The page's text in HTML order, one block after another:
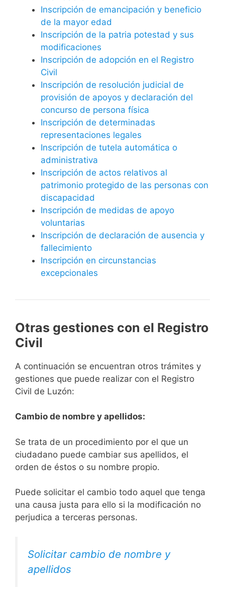
Inscripción de emancipación y beneficio
de la mayor edad
Inscripción de la patria potestad y sus
modificaciones
Inscripción de adopción en el Registro
Civil
Inscripción de resolución judicial de
provisión de apoyos y declaración del
concurso de persona física
Inscripción de determinadas
representaciones legales
Inscripción de tutela automática o
administrativa
Inscripción de actos relativos al
patrimonio protegido de las personas con
discapacidad
Inscripción de medidas de apoyo
voluntarias
Inscripción de declaración de ausencia y
fallecimiento
Inscripción en circunstancias
excepcionales
Otras gestiones con el Registro
Civil
A continuación se encuentran otros trámites y
gestiones que puede realizar con el Registro
Civil de Luzón:
Cambio de nombre y apellidos:
Se trata de un procedimiento por el que un
ciudadano puede cambiar sus apellidos, el
orden de éstos o su nombre propio.
Puede solicitar el cambio todo aquel que tenga
una causa justa para ello si la modificación no
perjudica a terceras personas.
Solicitar cambio de nombre y
apellidos